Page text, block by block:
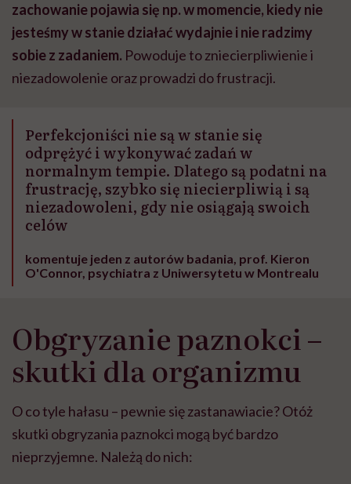
zachowanie pojawia się np. w momencie, kiedy nie
jesteśmy w stanie działać wydajnie i nie radzimy
sobie z zadaniem. Powoduje to zniecierpliwienie i
niezadowolenie oraz prowadzi do frustracji.
Perfekcjoniści nie są w stanie się
odprężyć i wykonywać zadań w
normalnym tempie. Dlatego są podatni na
frustrację, szybko się niecierpliwią i są
niezadowoleni, gdy nie osiągają swoich
celów
komentuje jeden z autorów badania, prof. Kieron
O'Connor, psychiatra z Uniwersytetu w Montrealu
Obgryzanie paznokci –
skutki dla organizmu
O co tyle hałasu – pewnie się zastanawiacie? Otóż
skutki obgryzania paznokci mogą być bardzo
nieprzyjemne. Należą do nich: